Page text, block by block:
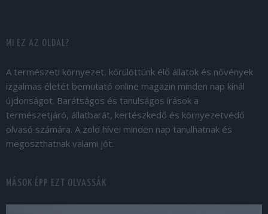
MI EZ AZ OLDAL?
A természeti környezet, körülöttünk élő állatok és növények
izgalmas életét bemutató online magazin minden nap kínál
újdonságot. Barátságos és tanulságos írások a
természetjáró, állatbarát, kertészkedő és környezetvédő
olvasó számára. A zöld hívei minden nap tanulhatnak és
megoszthatnak valami jót.
MÁSOK ÉPP EZT OLVASSÁK